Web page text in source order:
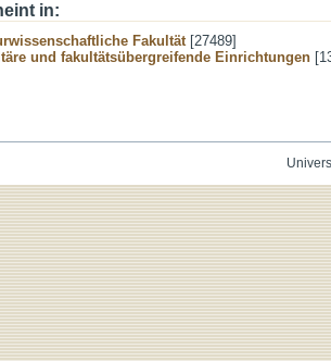
in:
Fakultät[27489]
und fakultätsübergreifende Einrichtungen